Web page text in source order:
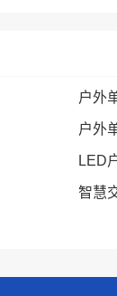
户外
户外
LED
智慧